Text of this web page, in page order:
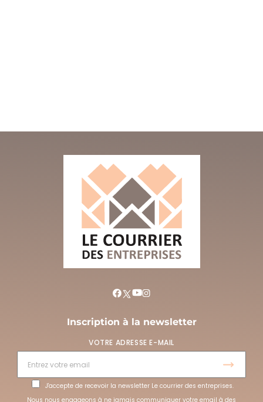
Inscription à la newsletter
VOTRE ADRESSE E-MAIL
J'accepte de recevoir la newsletter Le courrier des entreprises.
Nous nous engageons à ne jamais communiquer votre email à des